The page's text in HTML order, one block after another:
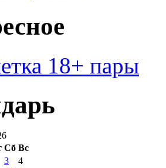
18+ пары
Сб Вс
3
4